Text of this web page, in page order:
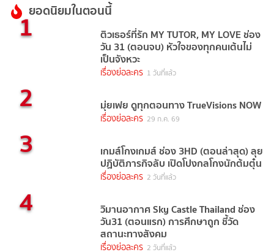
ยอดนิยมในตอนนี้
1 ติวเธอร์ที่รัก MY TUTOR, MY LOVE ช่อง
วัน 31 (ตอนจบ) หัวใจของทุกคนเต้นไม่
เป็นจังหวะ
เรื่องย่อละคร 1 วันที่แล้ว
2 มุ่ยเฟย ดูทุกตอนทาง TrueVisions NOW
เรื่องย่อละคร 29 ก.ค. 69
3 เกมส์โกงเกมส์ ช่อง 3HD (ตอนล่าสุด) ลุย
ปฏิบัติภารกิจลับ เปิดโปงกลโกงนักต้มตุ๋น
เรื่องย่อละคร 2 วันที่แล้ว
4 วิมานอากาศ Sky Castle Thailand ช่อง
วัน31 (ตอนแรก) การศึกษาถูก ชี้วัด
สถานะทางสังคม
เรื่องย่อละคร 2 วันที่แล้ว